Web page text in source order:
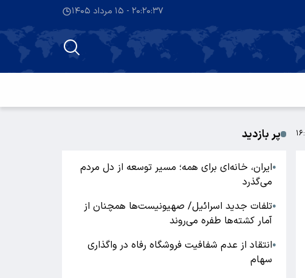
۲۰:۲۰:۳۷ - ۱۵ مرداد ۱۴۰۵
پر بازدید
●ایران، خانه‌ای برای همه؛ مسیر توسعه از دل مردم
می‌گذرد
●تلفات جدید اسرائیل/ صهیونیست‌ها همچنان از
آمار کشته‌ها طفره می‌روند
●انتقاد از عدم شفافیت فروشگاه رفاه در واگذاری
سهام